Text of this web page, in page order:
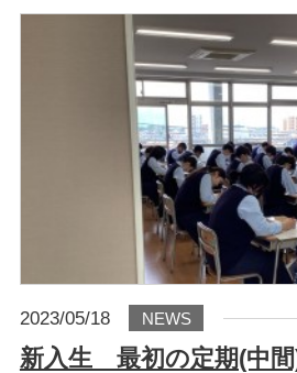
2023/05/18 NEWS
新入生 最初の定期(中